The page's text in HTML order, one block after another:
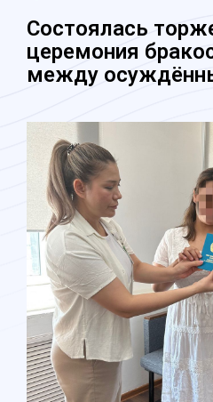
Состоялась
церемония
между